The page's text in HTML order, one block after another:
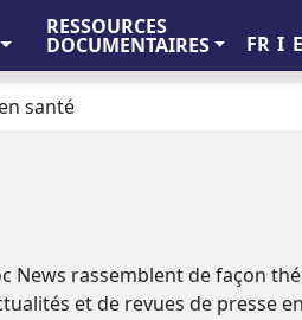
RESSOURCES
DOCUMENTAIRES FR I
santé
News rassemblent de façon
et de revues de presse